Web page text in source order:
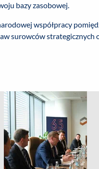
bazy zasobowej.
współpracy
surowców strategicznych